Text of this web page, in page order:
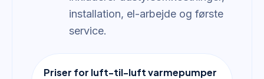
installation, el-arbejde og første
service.
Priser for luft-til-luft varmepumper